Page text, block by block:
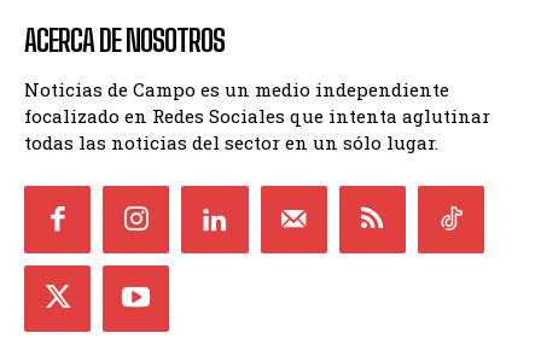
ACERCA DE NOSOTROS
Noticias de Campo es un medio independiente
focalizado en Redes Sociales que intenta aglutinar
todas las noticias del sector en un sólo lugar.